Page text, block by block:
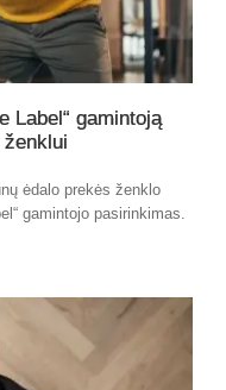
Label“ gamintoją
ėdalo prekės ženklo
gamintojo pasirinkimas.